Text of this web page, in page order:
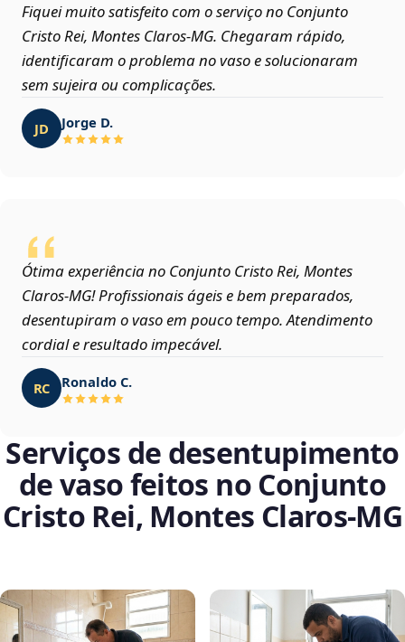
Fiquei muito satisfeito com o serviço no Conjunto
Cristo Rei, Montes Claros‑MG. Chegaram rápido,
identificaram o problema no vaso e solucionaram
sem sujeira ou complicações.
JD Jorge D.
Ótima experiência no Conjunto Cristo Rei, Montes
Claros‑MG! Profissionais ágeis e bem preparados,
desentupiram o vaso em pouco tempo. Atendimento
cordial e resultado impecável.
RC Ronaldo C.
Serviços de desentupimento
de vaso feitos no Conjunto
Cristo Rei, Montes Claros‑MG